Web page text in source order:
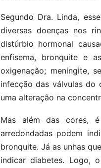
Segundo Dra. Linda,
diversas doenças nos
distúrbio hormonal
enfisema, bronquite e
oxigenação; meningite,
infecção das válvulas do
uma alteração na
Mas além das cores,
arredondadas podem
bronquite. Já as unhas
indicar diabetes. Logo,